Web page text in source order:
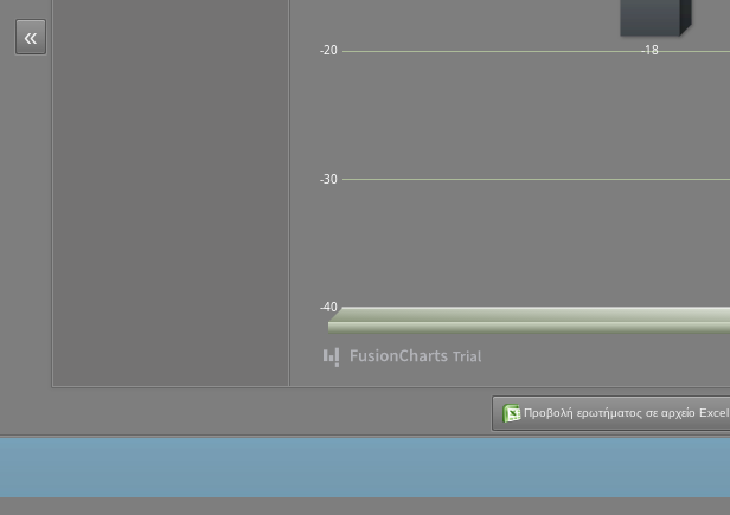
«
-40
-30
-20 -18
Προβολή ερωτήματος σε αρχείο Excel